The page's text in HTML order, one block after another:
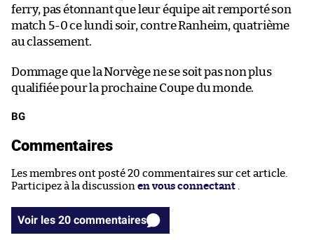
ferry, pas étonnant que leur équipe ait remporté son
match 5-0 ce lundi soir, contre Ranheim, quatrième
au classement.
Dommage que la Norvège ne se soit pas non plus
qualifiée pour la prochaine Coupe du monde.
BG
Commentaires
Les membres ont posté 20 commentaires sur cet article.
Participez à la discussion en vous connectant
Voir les 20 commentaires